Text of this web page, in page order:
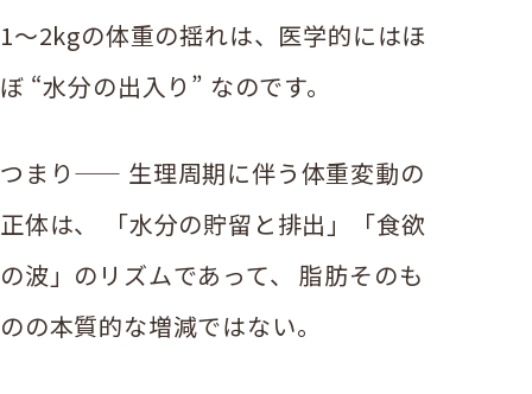
1〜2kgの体重の揺れは、医学的にはほ
ぼ “水分の出入り” なのです。
つまり—— 生理周期に伴う体重変動の
正体は、 「水分の貯留と排出」「食欲
の波」のリズムであって、 脂肪そのも
のの本質的な増減ではない。